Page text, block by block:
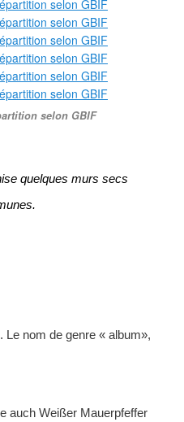
selon GBIF
quelques murs secs
Le nom de genre « album»,
auch Weißer Mauerpfeffer